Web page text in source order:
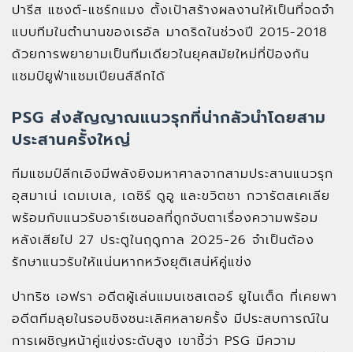
ปารีส แซงต์-แชร์กแมง ตั้งเป้าสร้างผลงานให้เป็นที่จดจำ
แบบทีมในตำนานของเรอัล มาดริดในช่วงปี 2015-2018
ด้วยการพยายามเป็นทีมเดียวในยุคสมัยใหม่ที่ป้องกัน
แชมป์ยูฟ่าแชมเปียนส์ลีกได้
PSG ส่งสัญญาณแนวรุกที่น่ากลัวนำโดยสาม
ประสานครั้งใหญ่
ทีมแชมป์ลีกเอิงมีพลังยิงมหาศาลจากสามประสานแนวรุก
อุสมาเน่ เดมเบเล, เดซิร์ ดูอู และขวิตชา กวารัตสเคเลีย
พร้อมกับแนวรับอาร์เซนอลที่ถูกจับตาเรื่องความพร้อม
หลังเสียไป 27 ประตูในฤดูกาล 2025-26 จำเป็นต้อง
รักษาแนวรับให้แน่นหากหวังยุติเสน่ห์คู่แข่ง
ปาทริซ เอฟรา อดีตผู้เล่นแมนเชสเตอร์ ยูไนเต็ด ที่เคยพา
อดีตทีมลุยในรอบชิงชนะเลิศหลายครั้ง มีประสบการณ์ใน
การเผชิญหน้าคู่แข่งระดับสูง เขาชี้ว่า PSG มีความ